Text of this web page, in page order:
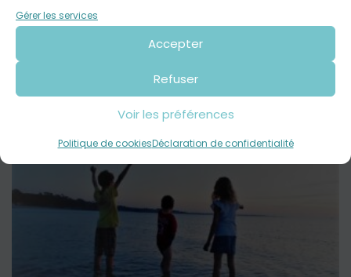
Gérer les services
Accepter
Refuser
Voir les préférences
Politique de cookiesDéclaration de confidentialité
Jusqu'à 12 ans